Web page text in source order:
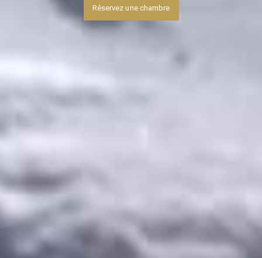
Réservez une chambre